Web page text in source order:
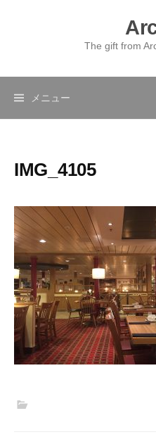
ツ
The gift from
メニュー
IMG_4105